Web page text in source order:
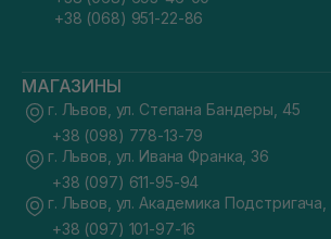
+38 (068) 951-22-86
МАГАЗИНЫ
г. Львов, ул. Степана Бандеры, 45
+38 (098) 778-13-79
г. Львов, ул. Ивана Франка, 36
+38 (097) 611-95-94
г. Львов, ул. Академика
+38 (097) 101-97-16